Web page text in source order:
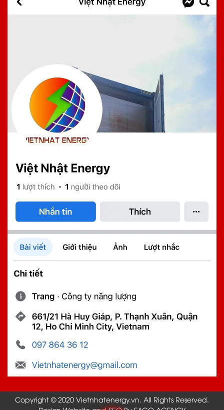
Copyright © 2020 Vietnhatenergy.vn. All Rights Reserved.